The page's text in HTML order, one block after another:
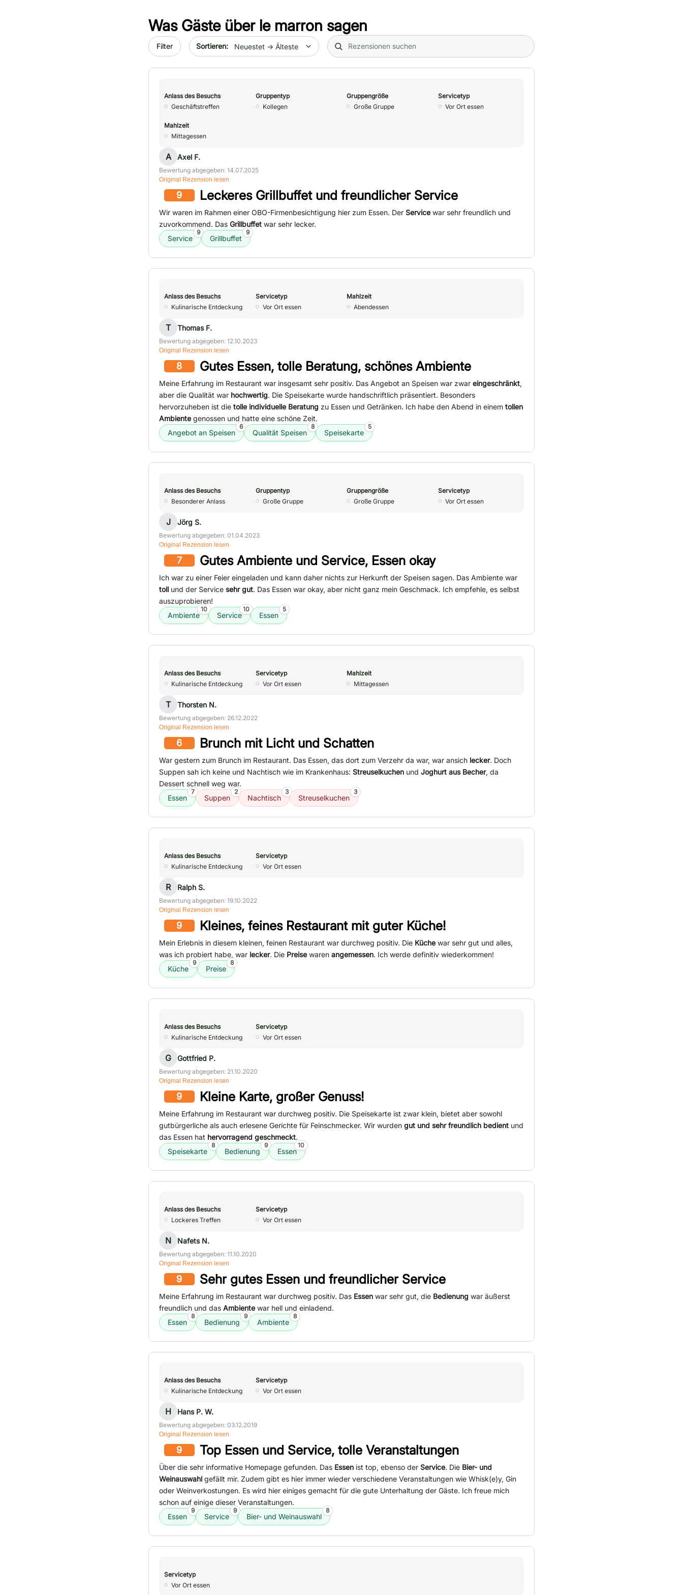
Was Gäste über le marron sagen
Filter Sort by date Search (title/text)
Anlass des Besuchs
Geschäftstreffen
Gruppentyp
Kollegen
Gruppengröße
Große Gruppe
Servicetyp
Vor Ort essen
Mahlzeit
Mittagessen
A Axel F.
Bewertung abgegeben: 14.07.2025
Original Rezension lesen
9 Leckeres Grillbuffet und freundlicher Service
Wir waren im Rahmen einer OBO-Firmenbesichtigung hier zum Essen. Der Service war sehr freundlich und
zuvorkommend. Das Grillbuffet war sehr lecker.
Service
9
Grillbuffet
9
Anlass des Besuchs
Kulinarische Entdeckung
Servicetyp
Vor Ort essen
Mahlzeit
Abendessen
T Thomas F.
Bewertung abgegeben: 12.10.2023
Original Rezension lesen
8 Gutes Essen, tolle Beratung, schönes Ambiente
Meine Erfahrung im Restaurant war insgesamt sehr positiv. Das Angebot an Speisen war zwar eingeschränkt,
aber die Qualität war hochwertig. Die Speisekarte wurde handschriftlich präsentiert. Besonders
hervorzuheben ist die tolle individuelle Beratung zu Essen und Getränken. Ich habe den Abend in einem tollen
Ambiente genossen und hatte eine schöne Zeit.
Angebot an Speisen
6
Qualität Speisen
8
Speisekarte
5
Anlass des Besuchs
Besonderer Anlass
Gruppentyp
Große Gruppe
Gruppengröße
Große Gruppe
Servicetyp
Vor Ort essen
J Jörg S.
Bewertung abgegeben: 01.04.2023
Original Rezension lesen
7 Gutes Ambiente und Service, Essen okay
Ich war zu einer Feier eingeladen und kann daher nichts zur Herkunft der Speisen sagen. Das Ambiente war
toll und der Service sehr gut. Das Essen war okay, aber nicht ganz mein Geschmack. Ich empfehle, es selbst
auszuprobieren!
Ambiente
10
Service
10
Essen
5
Anlass des Besuchs
Kulinarische Entdeckung
Servicetyp
Vor Ort essen
Mahlzeit
Mittagessen
T Thorsten N.
Bewertung abgegeben: 26.12.2022
Original Rezension lesen
6 Brunch mit Licht und Schatten
War gestern zum Brunch im Restaurant. Das Essen, das dort zum Verzehr da war, war ansich lecker. Doch
Suppen sah ich keine und Nachtisch wie im Krankenhaus: Streuselkuchen und Joghurt aus Becher, da
Dessert schnell weg war.
Essen
7
Suppen
2
Nachtisch
3
Streuselkuchen
3
Anlass des Besuchs
Kulinarische Entdeckung
Servicetyp
Vor Ort essen
R Ralph S.
Bewertung abgegeben: 19.10.2022
Original Rezension lesen
9 Kleines, feines Restaurant mit guter Küche!
Mein Erlebnis in diesem kleinen, feinen Restaurant war durchweg positiv. Die Küche war sehr gut und alles,
was ich probiert habe, war lecker. Die Preise waren angemessen. Ich werde definitiv wiederkommen!
Küche
9
Preise
8
Anlass des Besuchs
Kulinarische Entdeckung
Servicetyp
Vor Ort essen
G Gottfried P.
Bewertung abgegeben: 21.10.2020
Original Rezension lesen
9 Kleine Karte, großer Genuss!
Meine Erfahrung im Restaurant war durchweg positiv. Die Speisekarte ist zwar klein, bietet aber sowohl
gutbürgerliche als auch erlesene Gerichte für Feinschmecker. Wir wurden gut und sehr freundlich bedient und
das Essen hat hervorragend geschmeckt.
Speisekarte
8
Bedienung
9
Essen
10
Anlass des Besuchs
Lockeres Treffen
Servicetyp
Vor Ort essen
N Nafets N.
Bewertung abgegeben: 11.10.2020
Original Rezension lesen
9 Sehr gutes Essen und freundlicher Service
Meine Erfahrung im Restaurant war durchweg positiv. Das Essen war sehr gut, die Bedienung war äußerst
freundlich und das Ambiente war hell und einladend.
Essen
8
Bedienung
9
Ambiente
8
Anlass des Besuchs
Kulinarische Entdeckung
Servicetyp
Vor Ort essen
H Hans P. W.
Bewertung abgegeben: 03.12.2019
Original Rezension lesen
9 Top Essen und Service, tolle Veranstaltungen
Über die sehr informative Homepage gefunden. Das Essen ist top, ebenso der Service. Die Bier- und
Weinauswahl gefällt mir. Zudem gibt es hier immer wieder verschiedene Veranstaltungen wie Whisk(e)y, Gin
oder Weinverkostungen. Es wird hier einiges gemacht für die gute Unterhaltung der Gäste. Ich freue mich
schon auf einige dieser Veranstaltungen.
Essen
9
Service
9
Bier- und Weinauswahl
8
Servicetyp
Vor Ort essen